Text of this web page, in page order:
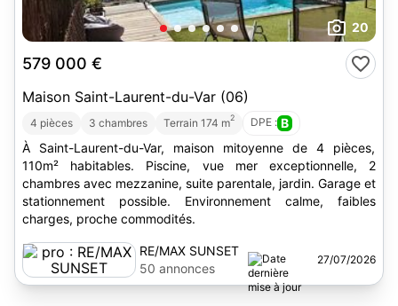
20
579 000 €
Maison Saint-Laurent-du-Var (06)
4 pièces 3 chambres Terrain 174 m2 DPE : B
À Saint-Laurent-du-Var, maison mitoyenne de 4 pièces,
110m² habitables. Piscine, vue mer exceptionnelle, 2
chambres avec mezzanine, suite parentale, jardin. Garage et
stationnement possible. Environnement calme, faibles
charges, proche commodités.
RE/MAX SUNSET
50 annonces
27/07/2026